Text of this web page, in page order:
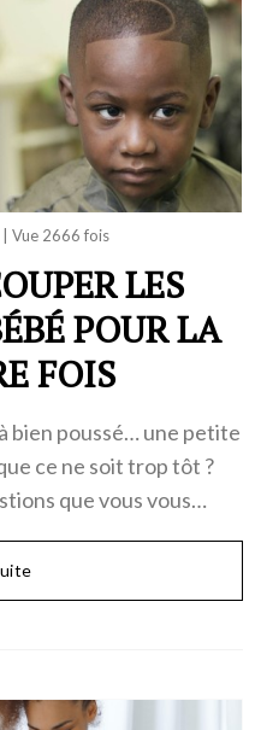
Vue 2666 fois
LES
POUR LA
FOIS
bien poussé… une petite
ce ne soit trop tôt ?
que vous vous…